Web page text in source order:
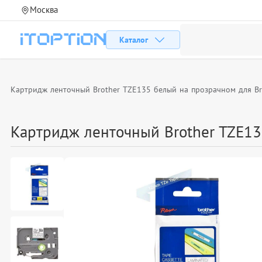
Москва
Каталог
Картридж ленточный Brother TZE135 белый на прозрачном для
Картридж ленточный Brother